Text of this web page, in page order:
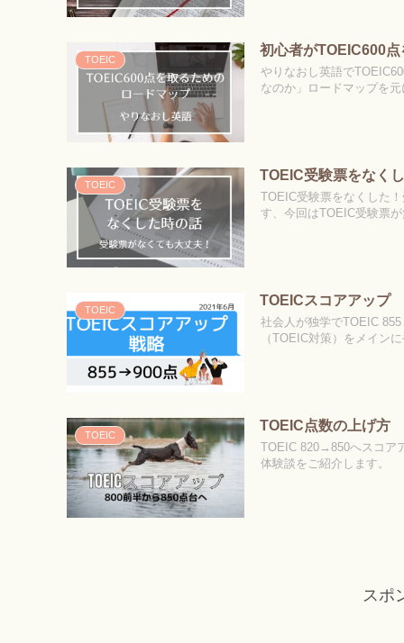
TOEIC
初心者がTOEIC600
やりなおし英語で
なのか」ロードマップを
TOEIC
TOEIC受験票をなく
TOEIC受験票をなくした
す、今回はTOEIC受験票
TOEIC
TOEICスコアアップ
社会人が独学でTOEIC
（TOEIC対策）をメイン
TOEIC
TOEIC点数の上げ方
TOEIC 820→850へスコア
体験談をご紹介します。
スポ